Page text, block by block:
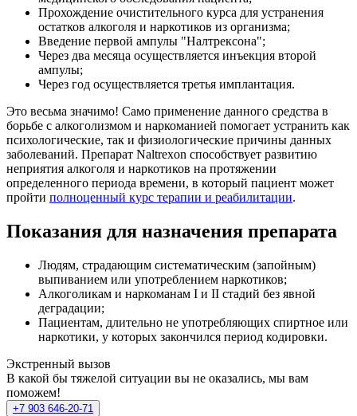
Прохождение очистительного курса для устранения
остатков алкоголя и наркотиков из организма;
Введение первой ампулы "Налтрексона";
Через два месяца осуществляется инъекция второй
ампулы;
Через год осуществляется третья имплантация.
Это весьма значимо! Само применение данного средства в
борьбе с алкоголизмом и наркоманией помогает устранить как
психологические, так и физиологические причины данных
заболеваний. Препарат Naltrexon способствует развитию
неприятия алкоголя и наркотиков на протяжении
определенного периода времени, в который пациент может
пройти полноценный курс терапии и реабилитации.
Показания для назначения препарата
Людям, страдающим систематическим (запойным)
выпиванием или употреблением наркотиков;
Алкоголикам и наркоманам I и II стадий без явной
деградации;
Пациентам, длительно не употребляющих спиртное или
наркотики, у которых закончился период кодировки.
Экстренный вызов
В какой бы тяжелой ситуации вы не оказались, мы вам
поможем!
+7 903 646-20-71